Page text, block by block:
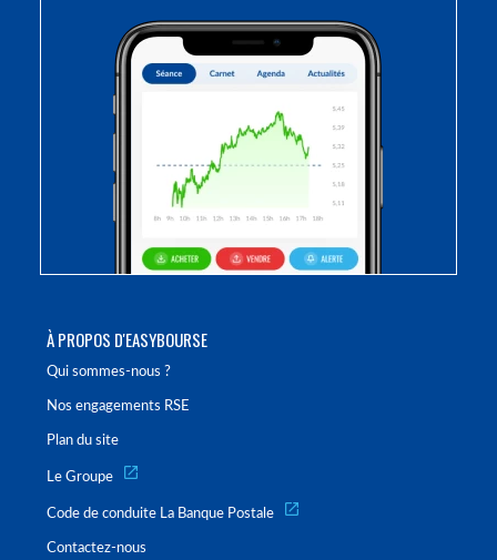
À PROPOS D'EASYBOURSE
Qui sommes-nous ?
Nos engagements RSE
Plan du site
Le Groupe
Code de conduite La Banque Postale
Contactez-nous